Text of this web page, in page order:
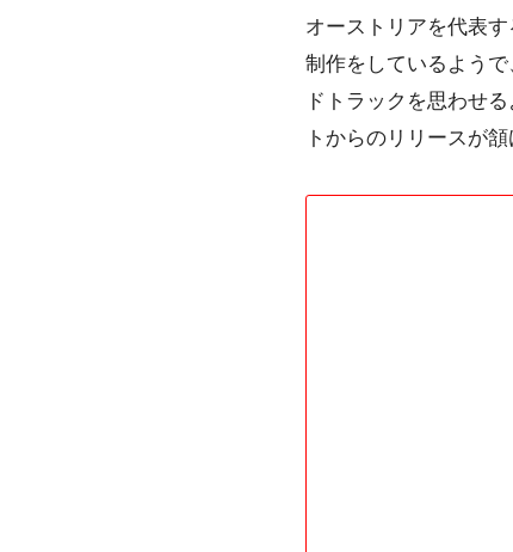
オーストリアを代表
制作をしているよう
ドトラックを思わせ
トからのリリースが頷